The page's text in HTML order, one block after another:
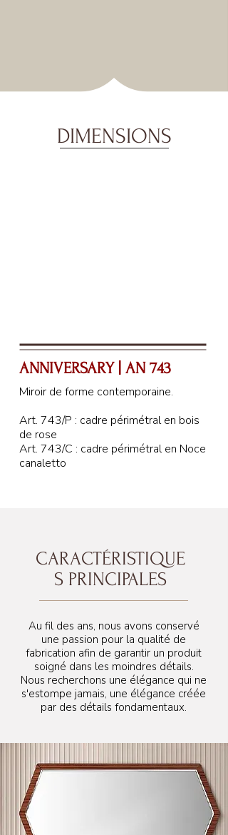
DIMENSIONS
ANNIVERSARY | AN 743
Miroir de forme contemporaine.
Art. 743/P : cadre périmétral en bois
de rose
Art. 743/C : cadre périmétral en Noce
canaletto
CARACTÉRISTIQUE
S PRINCIPALES
Au fil des ans, nous avons conservé
une passion pour la qualité de
fabrication afin de garantir un produit
soigné dans les moindres détails.
Nous recherchons une élégance qui ne
s'estompe jamais, une élégance créée
par des détails fondamentaux.